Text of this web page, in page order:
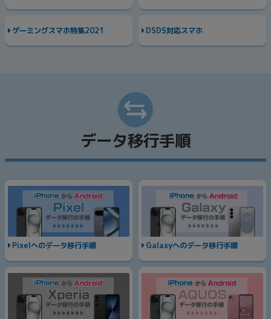
ゲーミングスマホ特集2021 DSDS対応スマホ
データ移行手順
Pixelへのデータ移行手順 Galaxyへのデータ移行手順